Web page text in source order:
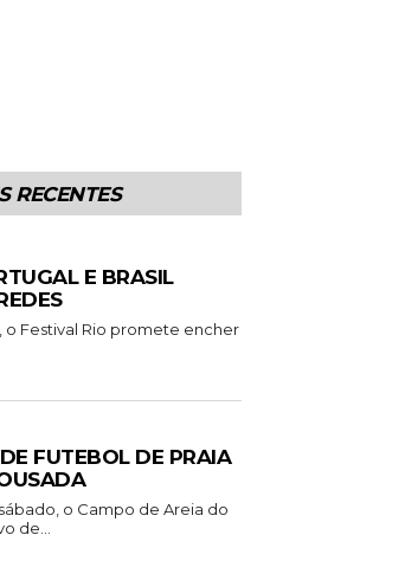
RECENTES
E BRASIL
o Festival Rio promete encher
FUTEBOL DE PRAIA
o Campo de Areia do
de...